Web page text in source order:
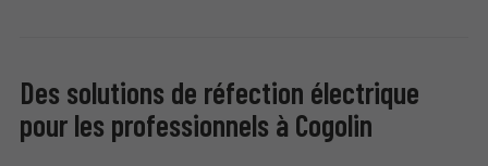
Des solutions de réfection électrique
pour les professionnels à Cogolin